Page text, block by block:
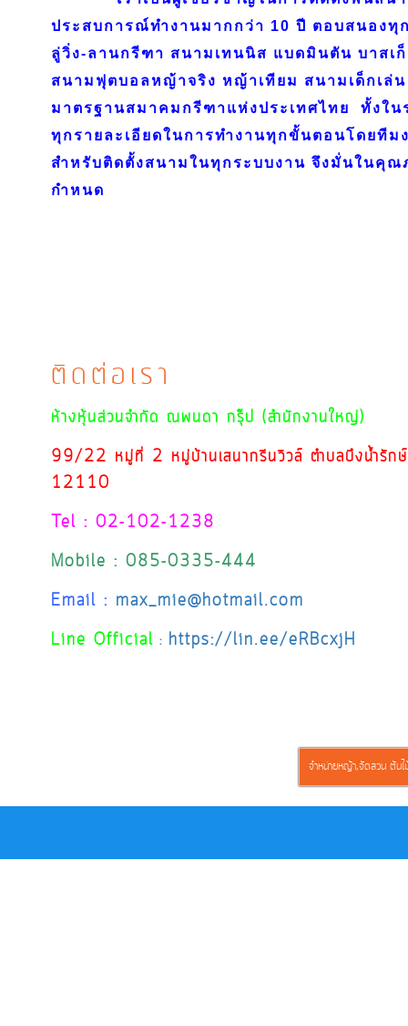
ประสบการณ์ทำงานมากกว่า 10 ปี ตอบสนองทุ
ลู่วิ่ง-ลานกรีฑา สนามเทนนิส แบดมินตัน บาสเ
สนามฟุตบอลหญ้าจริง หญ้าเทียม สนามเด็กเล่
มาตรฐานสมาคมกรีฑาแห่งประเทศไทย ทั้งใ
ทุกรายละเอียดในการทำงานทุกขั้นตอนโดยที
สำหรับติดตั้งสนามในทุกระบบงาน จึงมั่นในคุ
กำหนด
ติดต่อเรา
ห้างหุ้นส่วนจำกัด ณพนดา กรุ๊ป (สำนักงานใหญ่)
99/22 หมู่ที่ 2 หมู่บ้านเสนากรีนวิวล์ ตำบลบึงน้ำรัก
12110
Tel : 02-102-1238
Mobile : 085-0335-444
Email : max_mie@hotmail.com
Line Official : https://lin.ee/eRBcxjH
จำหน่ายหญ้า,จัดสวน ต้น